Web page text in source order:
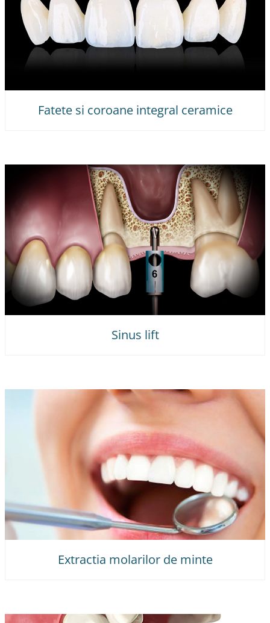
Fatete si coroane integral ceramice
Sinus lift
Extractia molarilor de minte